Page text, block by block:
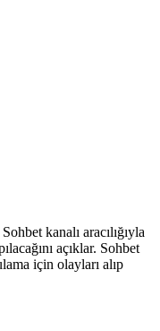
kanalı aracılığıyla
açıklar. Sohbet
için olayları alıp